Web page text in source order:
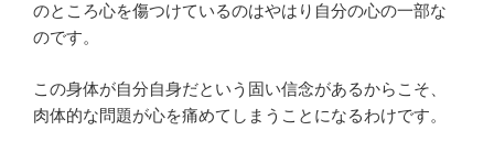
のところ心を傷つけているのはやはり自分の心の一部な
のです。
この身体が自分自身だという固い信念があるからこそ、
肉体的な問題が心を痛めてしまうことになるわけです。